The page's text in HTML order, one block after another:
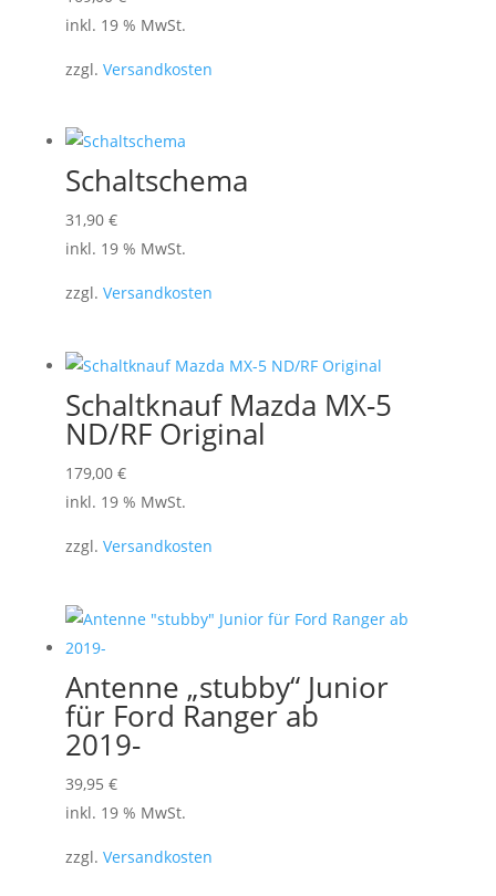
gewählt
inkl. 19 % MwSt.
zzgl. Versandkosten
Schaltschema
31,90 €
inkl. 19 % MwSt.
zzgl. Versandkosten
Schaltknauf Mazda MX-5
ND/RF Original
179,00 €
inkl. 19 % MwSt.
zzgl. Versandkosten
Antenne „stubby“ Junior
für Ford Ranger ab
2019-
39,95 €
inkl. 19 % MwSt.
zzgl. Versandkosten